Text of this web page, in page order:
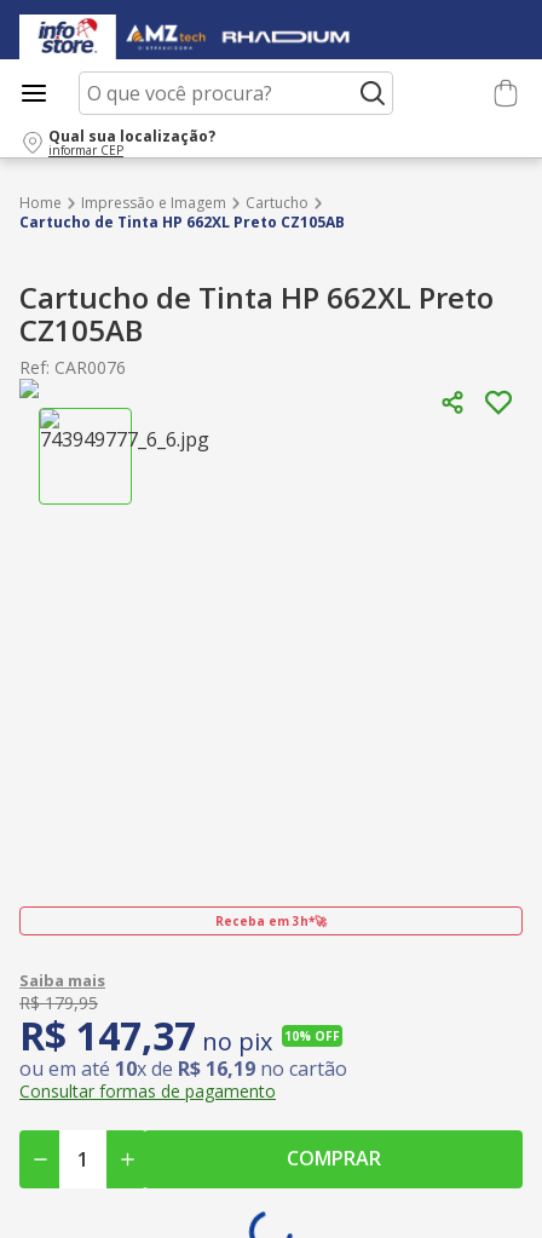
O que você procura?
Qual sua localização?
informar CEP
Impressão e Imagem
Cartucho
Cartucho de Tinta HP 662XL Preto CZ105AB
Cartucho de Tinta HP 662XL Preto
CZ105AB
Ref: CAR0076
Receba em 3h*🚀
R$ 179,95
R$ 147,37 no pix 10% OFF
ou em até 10x de R$ 16,19 no cartão
Consultar formas de pagamento
COMPRAR